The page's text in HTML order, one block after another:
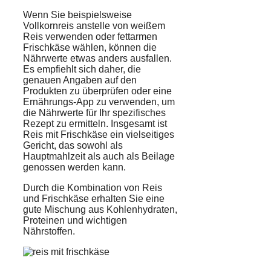
Wenn Sie beispielsweise
Vollkornreis anstelle von weißem
Reis verwenden oder fettarmen
Frischkäse wählen, können die
Nährwerte etwas anders ausfallen.
Es empfiehlt sich daher, die
genauen Angaben auf den
Produkten zu überprüfen oder eine
Ernährungs-App zu verwenden, um
die Nährwerte für Ihr spezifisches
Rezept zu ermitteln. Insgesamt ist
Reis mit Frischkäse ein vielseitiges
Gericht, das sowohl als
Hauptmahlzeit als auch als Beilage
genossen werden kann.
Durch die Kombination von Reis
und Frischkäse erhalten Sie eine
gute Mischung aus Kohlenhydraten,
Proteinen und wichtigen
Nährstoffen.